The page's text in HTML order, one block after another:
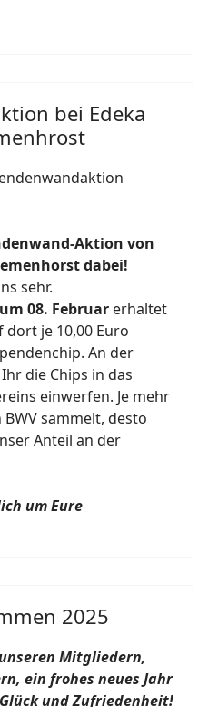
bei Edeka
Aktion von
dabei!
sehr.
08. Februar erhaltet
dort je 10,00 Euro
An der
die Chips in das
einwerfen. Je mehr
sammelt, desto
Anteil an der
um Eure
2025
Mitgliedern,
ein frohes neues Jahr
und Zufriedenheit!